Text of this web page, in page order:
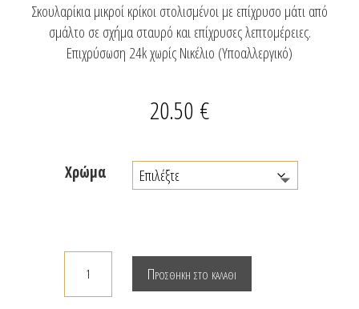
Σκουλαρίκια μικροί κρίκοι στολισμένοι με επίχρυσο μάτι από
σμάλτο σε σχήμα σταυρό και επίχρυσες λεπτομέρειες.
Επιχρύσωση 24k χωρίς Νικέλιο (Υποαλλεργικό)
20.50 €
Χρώμα
κρίκοι
Προσθήκη στο καλάθι